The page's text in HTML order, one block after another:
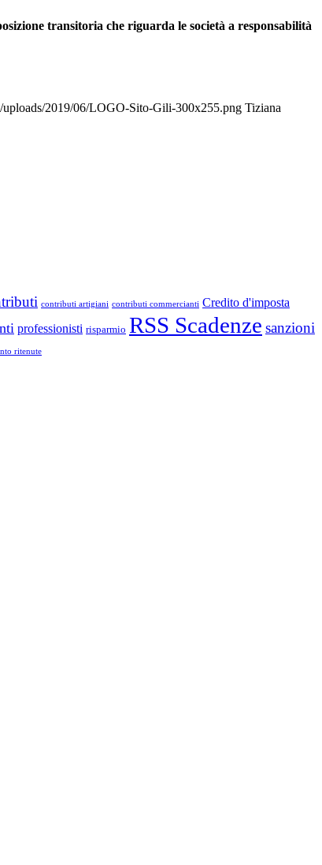
transitoria che riguarda le società a responsabilità
2019/06/LOGO-Sito-Gili-300x255.png Tiziana
contributi artigiani contributi commercianti Credito d'imposta
professionisti risparmio RSS Scadenze sanzioni
ritenute